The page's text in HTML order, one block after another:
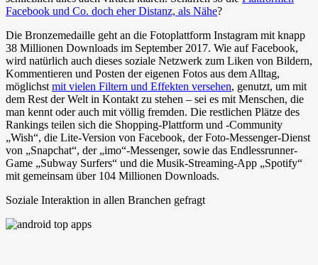
Facebook und Co. doch eher Distanz, als Nähe?
Die Bronzemedaille geht an die Fotoplattform Instagram mit knapp
38 Millionen Downloads im September 2017. Wie auf Facebook,
wird natürlich auch dieses soziale Netzwerk zum Liken von Bildern,
Kommentieren und Posten der eigenen Fotos aus dem Alltag,
möglichst mit vielen Filtern und Effekten versehen, genutzt, um mit
dem Rest der Welt in Kontakt zu stehen – sei es mit Menschen, die
man kennt oder auch mit völlig fremden. Die restlichen Plätze des
Rankings teilen sich die Shopping-Plattform und -Community
„Wish“, die Lite-Version von Facebook, der Foto-Messenger-Dienst
von „Snapchat“, der „imo“-Messenger, sowie das Endlessrunner-
Game „Subway Surfers“ und die Musik-Streaming-App „Spotify“
mit gemeinsam über 104 Millionen Downloads.
Soziale Interaktion in allen Branchen gefragt